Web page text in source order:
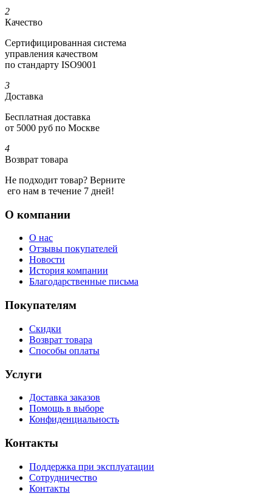
2
Качество
Сертифициро­ванная система
управления качеством
по стандарту ISO9001
3
Доставка
Бесплатная доставка
от 5000 руб по Москве
4
Возврат товара
Не подходит товар? Верните
его нам в течение 7 дней!
О компании
О нас
Отзывы покупателей
Новости
История компании
Благодарственные письма
Покупателям
Скидки
Возврат товара
Способы оплаты
Услуги
Доставка заказов
Помощь в выборе
Конфиденциальность
Контакты
Поддержка при эксплуатации
Сотрудничество
Контакты